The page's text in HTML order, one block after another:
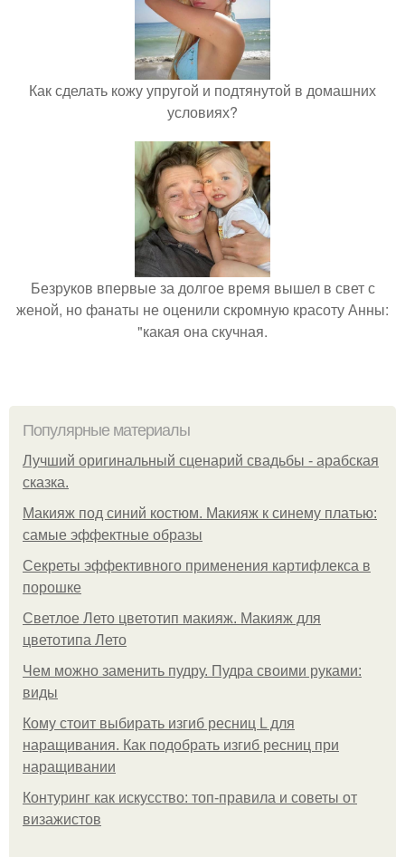
Как сделать кожу упругой и подтянутой в домашних
условиях?
Безруков впервые за долгое время вышел в свет с
женой, но фанаты не оценили скромную красоту Анны:
"какая она скучная.
Популярные материалы
Лучший оригинальный сценарий свадьбы - арабская
сказка.
Макияж под синий костюм. Макияж к синему платью:
самые эффектные образы
Секреты эффективного применения картифлекса в
порошке
Светлое Лето цветотип макияж. Макияж для
цветотипа Лето
Чем можно заменить пудру. Пудра своими руками:
виды
Кому стоит выбирать изгиб ресниц L для
наращивания. Как подобрать изгиб ресниц при
наращивании
Контуринг как искусство: топ-правила и советы от
визажистов